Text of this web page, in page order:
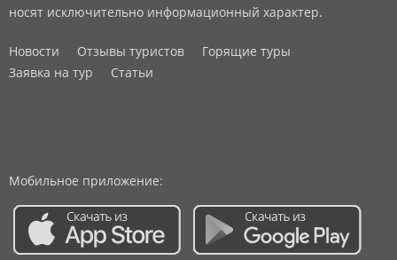
носят исключительно информационный характер.
Новости Отзывы туристов
Горящие туры
Заявка на тур
Статьи
Мобильное приложение: